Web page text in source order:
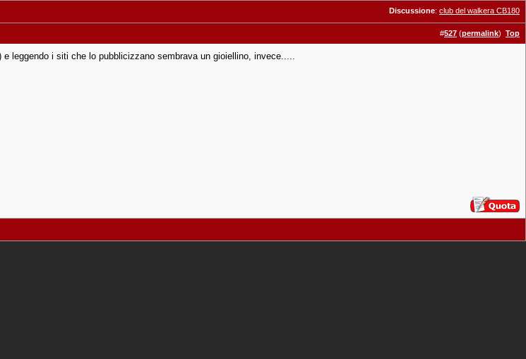
Discussione: club del walkera CB180
#527 (permalink) Top
e leggendo i siti che lo pubblicizzano sembrava un gioiellino, invece.....